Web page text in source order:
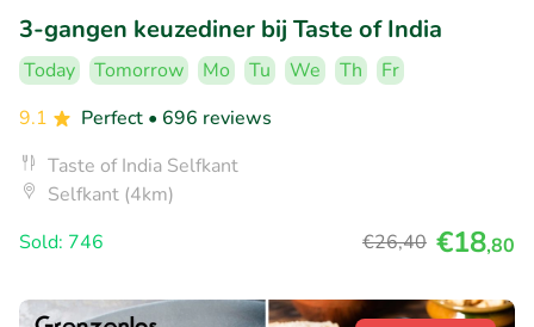
3-gangen keuzediner bij Taste of India
Today Tomorrow Mo Tu We Th
Fr
9.1
Perfect • 696 reviews
Taste of India Selfkant
Selfkant (4km)
Sold: 746
€26,40 €18,80